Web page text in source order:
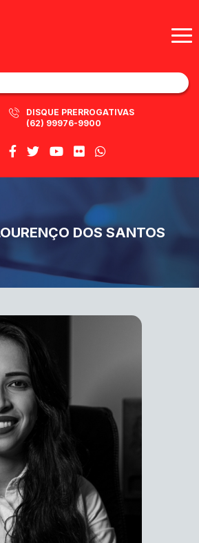
DISQUE PRERROGATIVAS
(62) 99976-9900
DOS SANTOS